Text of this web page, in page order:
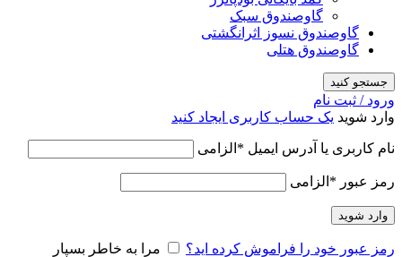
گاوصندوق سبک
گاوصندوق نسوز اثرانگشتی
گاوصندوق هتلی
جستجو کنید
ورود / ثبت نام
وارد شوید یک حساب کاربری ایجاد کنید
نام کاربری یا آدرس ایمیل * الزامی
رمز عبور * الزامی
وارد شوید
رمز عبور خود را فراموش کرده اید؟ مرا به خاطر بسپار